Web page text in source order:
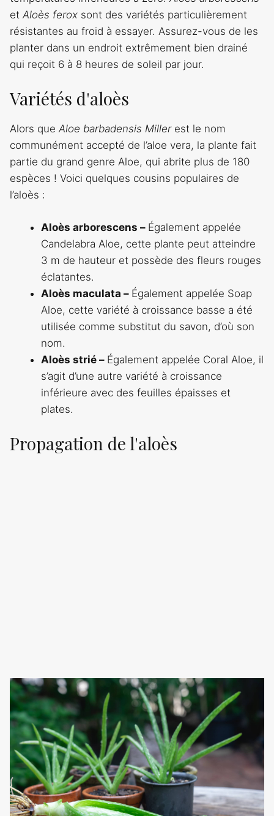
et Aloès ferox sont des variétés particulièrement
résistantes au froid à essayer. Assurez-vous de les
planter dans un endroit extrêmement bien drainé
qui reçoit 6 à 8 heures de soleil par jour.
Variétés d'aloès
Alors que Aloe barbadensis Miller est le nom
communément accepté de l’aloe vera, la plante fait
partie du grand genre Aloe, qui abrite plus de 180
espèces ! Voici quelques cousins ​​populaires de
l’aloès :
Aloès arborescens – Également appelée
Candelabra Aloe, cette plante peut atteindre
3 m de hauteur et possède des fleurs rouges
éclatantes.
Aloès maculata – Également appelée Soap
Aloe, cette variété à croissance basse a été
utilisée comme substitut du savon, d’où son
nom.
Aloès strié – Également appelée Coral Aloe, il
s’agit d’une autre variété à croissance
inférieure avec des feuilles épaisses et
plates.
Propagation de l'aloès